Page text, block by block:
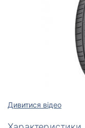
Дивитися відео